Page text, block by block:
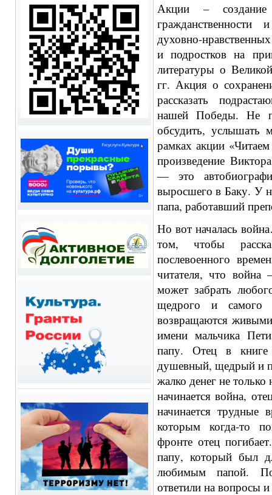
Акции – создание
духовно-
и подростков на
литературы о
гг. Акция о
рассказать
нашей Победы. Не
обсудить, услышать
рамках акции
произведение
— это
выросшего в Баку. У
папа, работавший
Но вот началась
том, чтобы
послевоенного
читателя, что
может забрать
щедрого и
возвращаются
имени мальчика
папу. Отец в книге
душевный, щедрый и
жалко денег не
начинается война,
начинается
которым когда-то
фронте отец
папу, который был
любимым папой.
ответили на вопросы и